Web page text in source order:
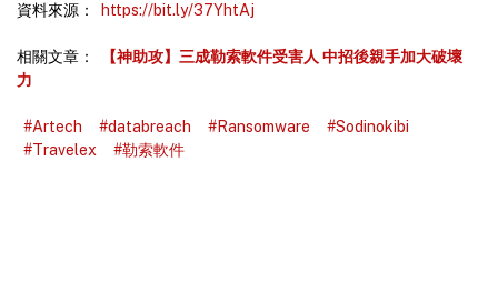
資料來源： https://bit.ly/37YhtAj
相關文章：
【神助攻】三成勒索軟件受害人 中招後親手加大破壞
力
#Artech #databreach #Ransomware
#Sodinokibi
#Travelex
#勒索軟件